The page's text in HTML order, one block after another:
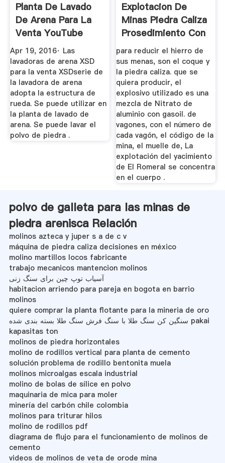
Planta De Lavado
De Arena Para La
Venta YouTube
Apr 19, 2016· Las
lavadoras de arena XSD
para la venta XSDserie de
la lavadora de arena
adopta la estructura de
rueda. Se puede utilizar en
la planta de lavado de
arena. Se puede lavar el
polvo de piedra .
Explotacion De
Minas Piedra Caliza
Prosedimiento Con
...
para reducir el hierro de
sus menas, son el coque y
la piedra caliza. que se
quiera producir, el
explosivo utilizado es una
mezcla de Nitrato de
aluminio con gasoil. de
vagones, con el número de
cada vagón, el código de la
mina, el muelle de, La
explotación del yacimiento
de El Romeral se concentra
en el cuerpo .
polvo de galleta para las minas de
piedra arenisca Relación
molinos azteca y juper s a de c v
máquina de piedra caliza decisiones en méxico
molino martillos locos fabricante
trabajo mecanicos mantencion molinos
آسیاب توپ چین برای سنگ زنی
habitacion arriendo para pareja en bogota en barrio
molinos
quiere comprar la planta flotante para la mineria de oro
سنگین کن سنگ طلا با سنگ فرش سنگ طلا بسته بندی شده pakai
kapasitas ton
molinos de piedra horizontales
molino de rodillos vertical para planta de cemento
solución problema de rodillo bentonita muela
molinos microalgas escala industrial
molino de bolas de sílice en polvo
maquinaria de mica para moler
minería del carbón chile colombia
molinos para triturar hilos
molino de rodillos pdf
diagrama de flujo para el funcionamiento de molinos de
cemento
videos de molinos de veta de orode mina